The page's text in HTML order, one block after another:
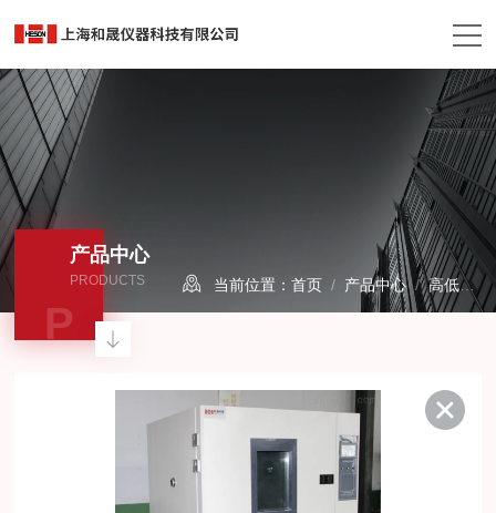
产品中心
PRODUCTS
P
当前位置：首页 / 产品中心/高低温试验箱